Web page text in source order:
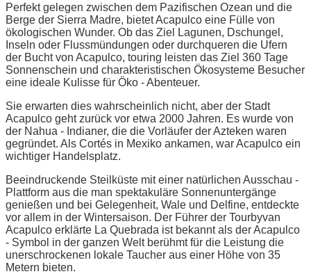
Perfekt gelegen zwischen dem Pazifischen Ozean und die
Berge der Sierra Madre, bietet Acapulco eine Fülle von
ökologischen Wunder. Ob das Ziel Lagunen, Dschungel,
Inseln oder Flussmündungen oder durchqueren die Ufern
der Bucht von Acapulco, touring leisten das Ziel 360 Tage
Sonnenschein und charakteristischen Ökosysteme Besucher
eine ideale Kulisse für Öko - Abenteuer.
Sie erwarten dies wahrscheinlich nicht, aber der Stadt
Acapulco geht zurück vor etwa 2000 Jahren. Es wurde von
der Nahua - Indianer, die die Vorläufer der Azteken waren
gegründet. Als Cortés in Mexiko ankamen, war Acapulco ein
wichtiger Handelsplatz.
Beeindruckende Steilküste mit einer natürlichen Ausschau -
Plattform aus die man spektakuläre Sonnenuntergänge
genießen und bei Gelegenheit, Wale und Delfine, entdeckte
vor allem in der Wintersaison. Der Führer der Tourbyvan
Acapulco erklärte La Quebrada ist bekannt als der Acapulco
- Symbol in der ganzen Welt berühmt für die Leistung die
unerschrockenen lokale Taucher aus einer Höhe von 35
Metern bieten.